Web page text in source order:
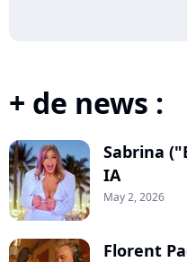
+ de news :
Sabrina
IA
May 2, 2026
Florent